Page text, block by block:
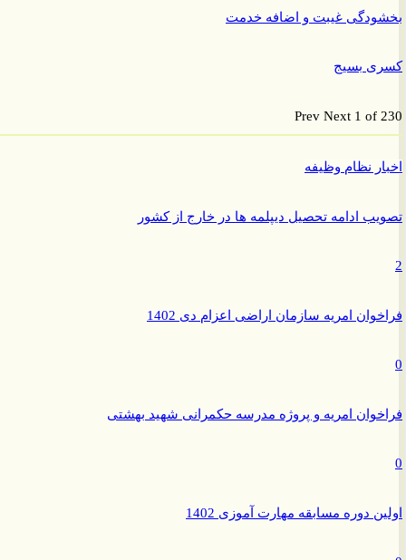
غیبت و اضافه خدمت
بسیج
PrevNext 1 of
نظام وظیفه
ادامه تحصیل دیپلمه ها در خارج از کشور
امریه سازمان اراضی اعزام دی 1402
امریه و پروژه مدرسه حکمرانی شهید بهشتی
دوره مسابقه مهارت آموزی 1402